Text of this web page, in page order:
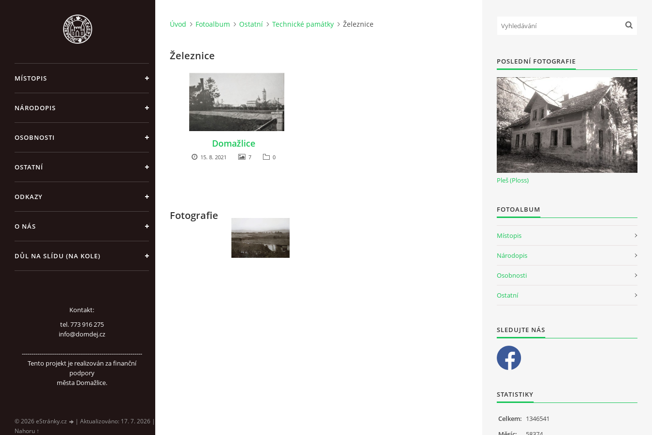
MÍSTOPIS
NÁRODOPIS
OSOBNOSTI
OSTATNÍ
ODKAZY
O NÁS
DŮL NA SLÍDU (NA KOLE)
Kontakt:
tel. 773 916 275
info@domdej.cz
--------------------------------------------------------------
Tento projekt je realizován za finanční
podpory
města Domažlice.
© 2026 eStránky.cz | Aktualizováno: 17. 7. 2026 |
Nahoru ↑
Úvod Fotoalbum Ostatní Technické památky Železnice
Železnice
Domažlice
15. 8. 2021 7 0
Fotografie
POSLEDNÍ FOTOGRAFIE
Pleš (Ploss)
FOTOALBUM
Místopis
Národopis
Osobnosti
Ostatní
SLEDUJTE NÁS
STATISTIKY
Celkem: 1346541